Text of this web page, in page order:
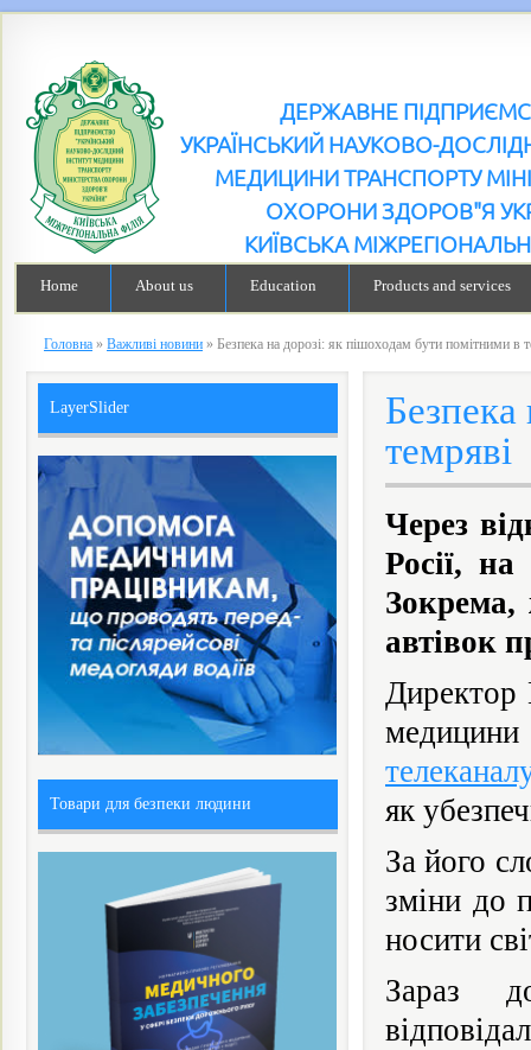
ДЕРЖАВНЕ
УКРАЇНСЬКИЙ НАУКОВО-
МЕДИЦИНИ ТРАНСПОРТУ
ОХОРОНИ ЗДОРОВ"Я
КИЇВСЬКА
Home About us Education Products and services
Головна » Важливі новини » Безпека на дорозі: як пішоходам бути помітними в
темряві
Через
Росії,
Зокрема,
автівок
Директор
як
За його
зміни до
носити
Зараз
LayerSlider
Товари для безпеки людини